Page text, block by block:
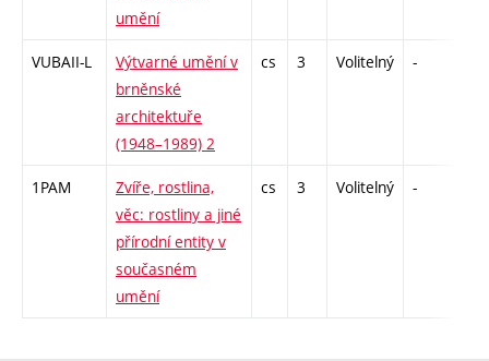
umění
VUBAII-L
Výtvarné umění v
brněnské
architektuře
(1948–1989) 2
cs 3 Volitelný -
1PAM
Zvíře, rostlina,
věc: rostliny a jiné
přírodní entity v
současném
umění
cs 3 Volitelný -